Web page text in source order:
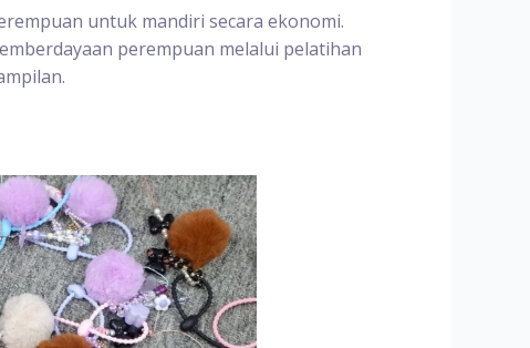
untuk mandiri secara ekonomi.
perempuan melalui pelatihan